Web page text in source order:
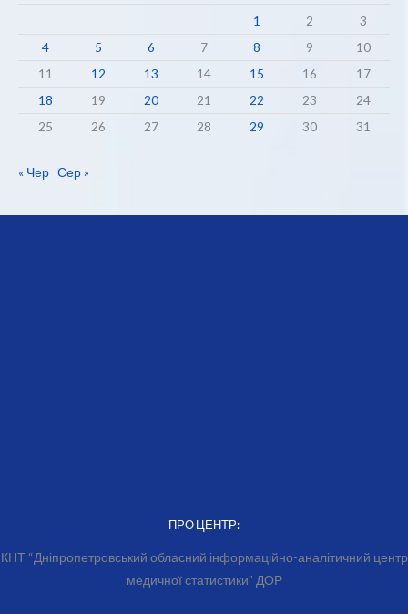
1 2
3
4
5 6 7 8 9
10
11
12 13 14 15 16
17
18
19 20 21 22 23
24
25
26 27 28 29 30 31
« Чер Сер »
ПРО ЦЕНТР:
КНТ “Дніпропетровський обласний інформаційно-аналітичний центр
медичної статистики” ДОР